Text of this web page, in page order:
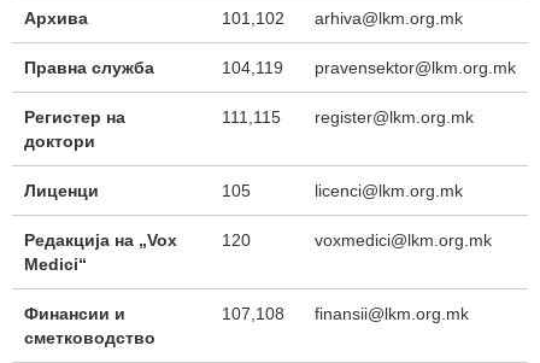
Архива 101,102 arhiva@lkm.org.mk
Правна служба 104,119 pravensektor@lkm.org.mk
Регистер на
доктори
111,115 register@lkm.org.mk
Лиценци 105 licenci@lkm.org.mk
Редакција на „Vox
Medici“
120 voxmedici@lkm.org.mk
Финансии и
сметководство
107,108 finansii@lkm.org.mk